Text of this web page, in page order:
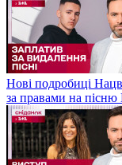
Нові подробиці
за правами на